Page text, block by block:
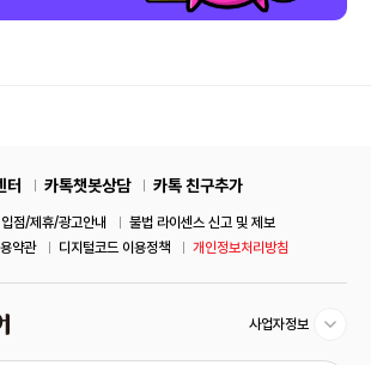
터 카톡챗봇상담 카톡 친구추가
입점/제휴/광고안내
불법 라이센스 신고 및 제보
약관 디지털코드 이용정책 개인정보처리방침
사업자정보